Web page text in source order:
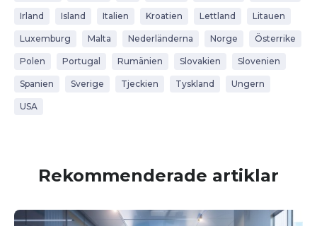
Irland Island Italien Kroatien Lettland Litauen
Luxemburg Malta Nederländerna Norge Österrike
Polen Portugal Rumänien Slovakien Slovenien
Spanien Sverige Tjeckien Tyskland Ungern
USA
Rekommenderade artiklar